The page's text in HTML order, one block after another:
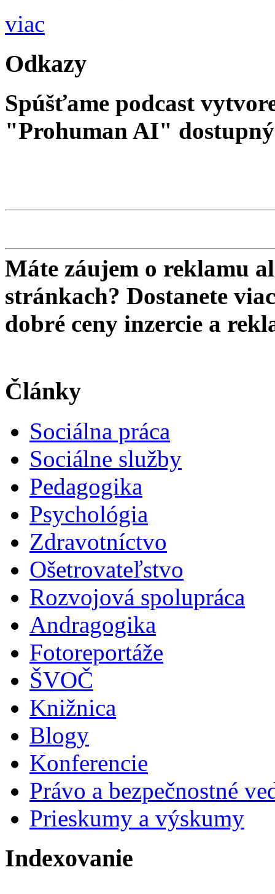
viac
Odkazy
Spúšťame podcast
"Prohuman AI"
Máte záujem o reklamu
stránkach? Dostanete
dobré ceny inzercie a
Články
Sociálna práca
Sociálne služby
Pedagogika
Psychológia
Zdravotníctvo
Ošetrovateľstvo
Rozvojová spolupráca
Andragogika
Fotoreportáže
ŠVOČ
Knižnica
Blogy
Konferencie
Právo a bezpečnostné
Prieskumy a výskumy
Indexovanie